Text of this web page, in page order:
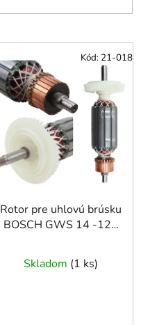
Rotor pre uhlovú brúsku
BOSCH GWS 14 -125
Skladom (1 ks)
Kód: 21-018